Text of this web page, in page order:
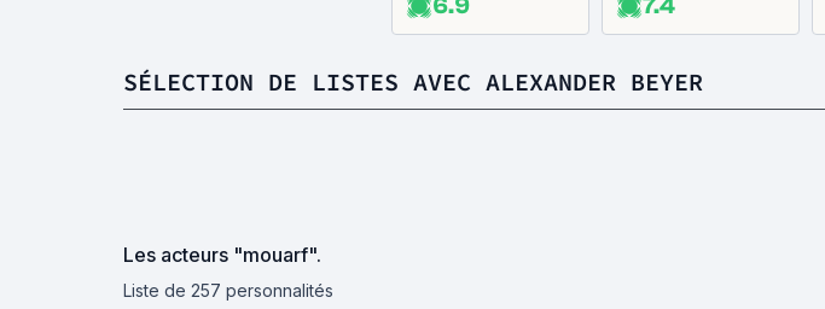
SÉLECTION DE LISTES AVEC ALEXANDER BEYER
Les acteurs "mouarf".
Liste de 257 personnalités